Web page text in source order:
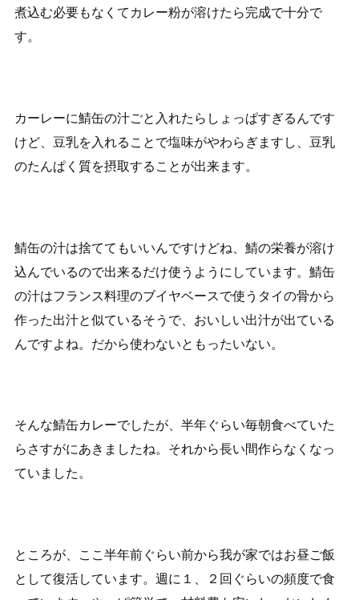
煮込む必要もなくてカレー粉が溶けたら完成で十分で
す。
カーレーに鯖缶の汁ごと入れたらしょっぱすぎるんです
けど、豆乳を入れることで塩味がやわらぎますし、豆乳
のたんぱく質を摂取することが出来ます。
鯖缶の汁は捨ててもいいんですけどね、鯖の栄養が溶け
込んでいるので出来るだけ使うようにしています。鯖缶
の汁はフランス料理のブイヤベースで使うタイの骨から
作った出汁と似ているそうで、おいしい出汁が出ている
んですよね。だから使わないともったいない。
そんな鯖缶カレーでしたが、半年ぐらい毎朝食べていた
らさすがにあきましたね。それから長い間作らなくなっ
ていました。
ところが、ここ半年前ぐらい前から我が家ではお昼ご飯
として復活しています。週に１、２回ぐらいの頻度で食